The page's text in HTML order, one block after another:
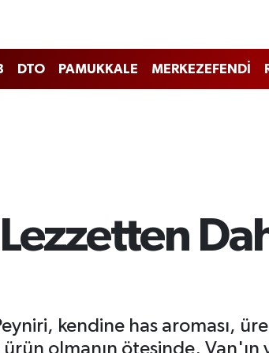
DTO PAMUKKALE MERKEZEFENDİ
kendine has aroması,
olmanın ötesinde, Van'ın